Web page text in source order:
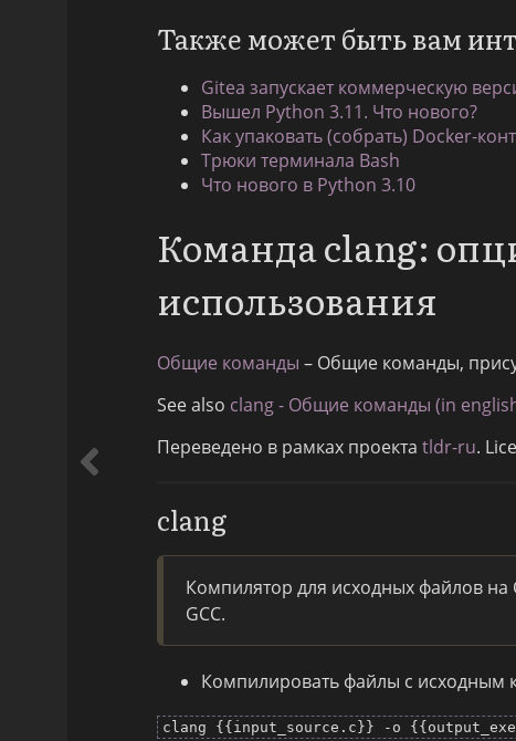
Также может быть вам
Gitea запускает коммерческую
Вышел Python 3.11. Что нового?
Как упаковать (собрать) Docker-
Трюки терминала Bash
Что нового в Python 3.10
Команда clang:
использования
Общие команды – Общие команды,
See also clang - Общие команды (in
Переведено в рамках проекта tldr-ru.
clang
Компилятор для исходных файлов на
GCC.
Компилировать файлы с исходным
clang {{input_source.c}} -o